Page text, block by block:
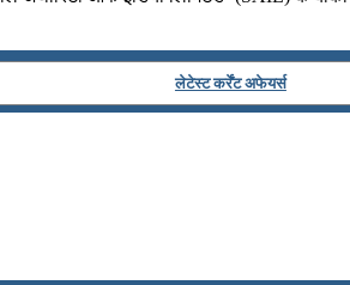
लेटेस्ट कर्रेंट अफेयर्स